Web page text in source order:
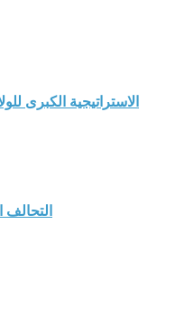
الاستراتيجية الكبرى